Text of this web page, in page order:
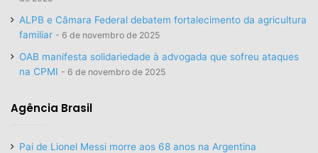
ALPB e Câmara Federal debatem fortalecimento da agricultura
familiar
6 de novembro de 2025
OAB manifesta solidariedade à advogada que sofreu ataques
na CPMI
6 de novembro de 2025
Agência Brasil
Pai de Lionel Messi morre aos 68 anos na Argentina